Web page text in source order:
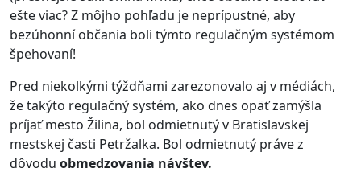
ešte viac? Z môjho pohľadu je neprípustné, aby
bezúhonní občania boli týmto regulačným systémom
špehovaní!
Pred niekolkými týždňami zarezonovalo aj v médiách,
že takýto regulačný systém, ako dnes opäť zamýšla
príjať mesto Žilina, bol odmietnutý v Bratislavskej
mestskej časti Petržalka. Bol odmietnutý práve z
dôvodu obmedzovania návštev.